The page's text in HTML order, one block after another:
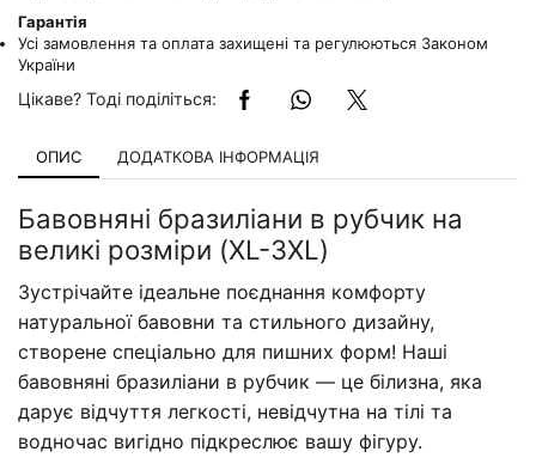
Гарантія
Усі замовлення та оплата захищені та регулюються Законом
України
Цікаве? Тоді поділіться:
ОПИС ДОДАТКОВА ІНФОРМАЦІЯ
Бавовняні бразиліани в рубчик на
великі розміри (XL-3XL)
Зустрічайте ідеальне поєднання комфорту
натуральної бавовни та стильного дизайну,
створене спеціально для пишних форм! Наші
бавовняні бразиліани в рубчик — це білизна, яка
дарує відчуття легкості, невідчутна на тілі та
водночас вигідно підкреслює вашу фігуру.